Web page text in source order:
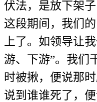
伏法，是放下架
这段期间，我们
上了。如领导让
游、下游”。我们
时被揪，便说那时
说到谁谁死了，便